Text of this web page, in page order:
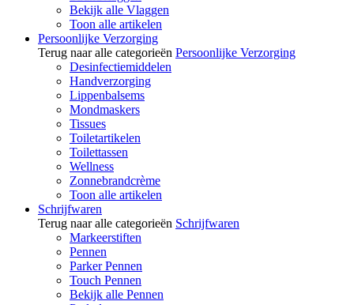
Bekijk alle Vlaggen
Toon alle artikelen
Persoonlijke Verzorging
Terug naar alle categorieën Persoonlijke Verzorging
Desinfectiemiddelen
Handverzorging
Lippenbalsems
Mondmaskers
Tissues
Toiletartikelen
Toilettassen
Wellness
Zonnebrandcrème
Toon alle artikelen
Schrijfwaren
Terug naar alle categorieën Schrijfwaren
Markeerstiften
Pennen
Parker Pennen
Touch Pennen
Bekijk alle Pennen